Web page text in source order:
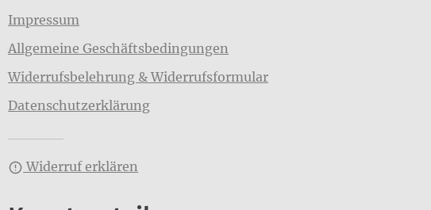
Impressum
Allgemeine Geschäftsbedingungen
Widerrufsbelehrung & Widerrufsformular
Datenschutzerklärung
Widerruf erklären